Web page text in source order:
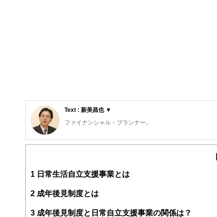
Text : 新美昌也 ▼
ファイナンシャル・プランナー。
ライフプラン・キャッシュフロー分析に基づいた家計相
入院・介護のお金」（技術評論社）がある。
1 日常生活自立支援事業とは
2 成年後見制度とは
3 成年後見制度と日常自立支援事業の関係は？